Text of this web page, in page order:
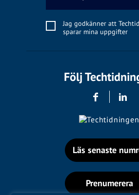
Jag godkänner att
sparar mina uppgifter
Följ
Läs senaste
Prenumerera